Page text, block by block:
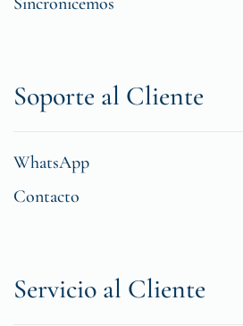
Soporte al Cliente
WhatsApp
Contacto
Servicio al Cliente